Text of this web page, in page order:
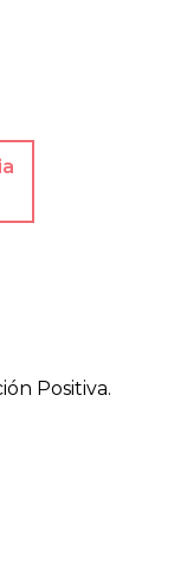
Positiva.